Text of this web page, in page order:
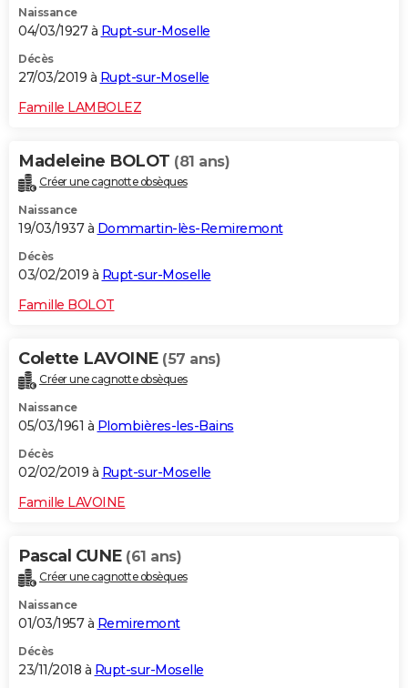
Naissance
04/03/1927 à Rupt-sur-Moselle
Décès
27/03/2019 à Rupt-sur-Moselle
Famille LAMBOLEZ
Madeleine BOLOT (81 ans)
Créer une cagnotte obsèques
Naissance
19/03/1937 à Dommartin-lès-Remiremont
Décès
03/02/2019 à Rupt-sur-Moselle
Famille BOLOT
Colette LAVOINE (57 ans)
Créer une cagnotte obsèques
Naissance
05/03/1961 à Plombières-les-Bains
Décès
02/02/2019 à Rupt-sur-Moselle
Famille LAVOINE
Pascal CUNE (61 ans)
Créer une cagnotte obsèques
Naissance
01/03/1957 à Remiremont
Décès
23/11/2018 à Rupt-sur-Moselle